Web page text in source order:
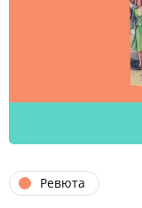
Ревюта